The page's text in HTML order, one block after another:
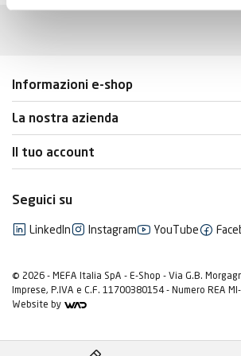
Informazioni e-shop
La nostra azienda
Il tuo account
Seguici su
LinkedIn Instagram YouTube
© 2026 - MEFA Italia SpA - E-Shop - Via G.B.
Imprese, P.IVA e C.F. 11700380154 - Numero REA
Website by